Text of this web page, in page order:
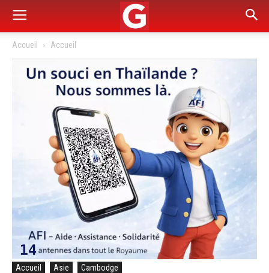
Accueil Accueil
Accueil Asie Cambodge